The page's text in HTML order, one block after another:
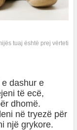
tuaj është prej vërteti
dashur e
të ecë,
dhomë.
në tryezë për
një grykore.